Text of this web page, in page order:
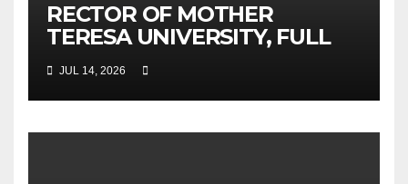
RECTOR OF MOTHER
TERESA UNIVERSITY, FULL
PROF. BEKIM FETAJI, PH.D.,
HOSTED AN OFFICIAL
MEETING WITH THE
GENERAL DIRECTOR OF JSC
JUL 14, 2026